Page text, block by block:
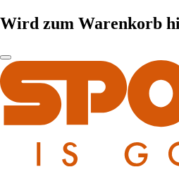
Wird zum Warenkorb